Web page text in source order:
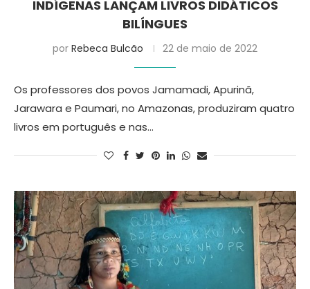
INDÍGENAS LANÇAM LIVROS DIDÁTICOS
BILÍNGUES
por Rebeca Bulcão 22 de maio de 2022
Os professores dos povos Jamamadi, Apurinã,
Jarawara e Paumari, no Amazonas, produziram quatro
livros em português e nas…